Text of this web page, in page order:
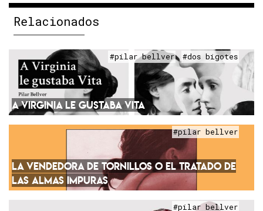
Relacionados
#pilar bellver #dos bigotes
A VIRGINIA LE GUSTABA VITA
#pilar bellver
LA VENDEDORA DE TORNILLOS O EL TRATADO DE
LAS ALMAS IMPURAS
#pilar bellver